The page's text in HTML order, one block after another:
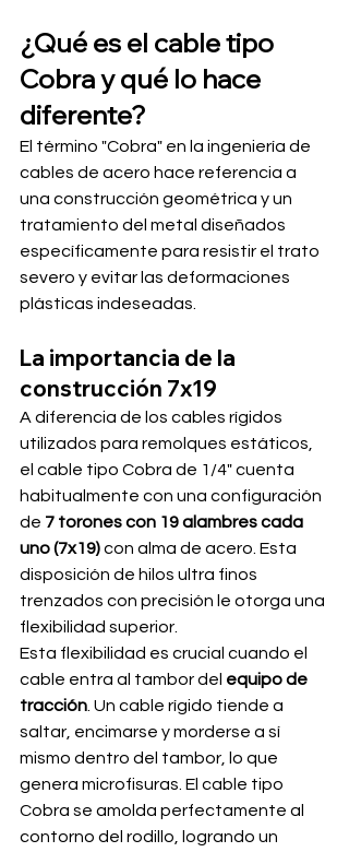
¿Qué es el cable tipo
Cobra y qué lo hace
diferente?
El término "Cobra" en la ingeniería de
cables de acero hace referencia a
una construcción geométrica y un
tratamiento del metal diseñados
específicamente para resistir el trato
severo y evitar las deformaciones
plásticas indeseadas.
La importancia de la
construcción 7x19
A diferencia de los cables rígidos
utilizados para remolques estáticos,
el cable tipo Cobra de 1/4" cuenta
habitualmente con una configuración
de 7 torones con 19 alambres cada
uno (7x19) con alma de acero. Esta
disposición de hilos ultra finos
trenzados con precisión le otorga una
flexibilidad superior.
Esta flexibilidad es crucial cuando el
cable entra al tambor del equipo de
tracción . Un cable rígido tiende a
saltar, encimarse y morderse a sí
mismo dentro del tambor, lo que
genera microfisuras. El cable tipo
Cobra se amolda perfectamente al
contorno del rodillo, logrando un